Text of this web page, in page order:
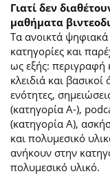
Γιατί δεν
μαθήματα
Τα ανοικτά
κατηγορίες και
ως εξής: περιγραφή
κλειδιά και
ενότητες,
(κατηγορία Α-),
(κατηγορία Α),
και πολυμεσικό
ανήκουν στην
πολυμεσικό υλικό.